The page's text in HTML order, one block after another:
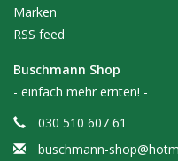
Marken
RSS feed
Buschmann Shop
- einfach mehr ernten! -
030 510 607 61
buschmann-